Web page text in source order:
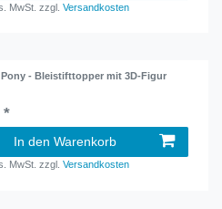
MwSt. zzgl.Versandkosten
Pony - Bleistifttopper mit 3D-Figur
*
In den Warenkorb
MwSt. zzgl.Versandkosten